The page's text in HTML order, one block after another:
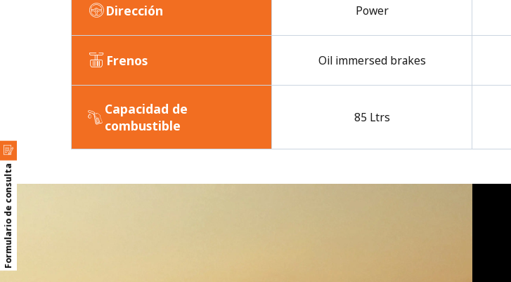
Formulario de consulta
Dirección Power
Frenos Oil immersed brakes
Capacidad de
combustible
85 Ltrs